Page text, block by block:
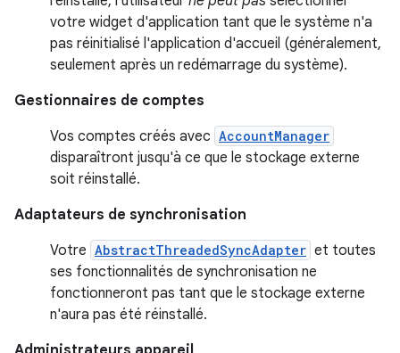
votre widget d'application tant que le système n'a
pas réinitialisé l'application d'accueil (généralement,
seulement après un redémarrage du système).
Gestionnaires de comptes
Vos comptes créés avec AccountManager
disparaîtront jusqu'à ce que le stockage externe
soit réinstallé.
Adaptateurs de synchronisation
Votre AbstractThreadedSyncAdapter et toutes
ses fonctionnalités de synchronisation ne
fonctionneront pas tant que le stockage externe
n'aura pas été réinstallé.